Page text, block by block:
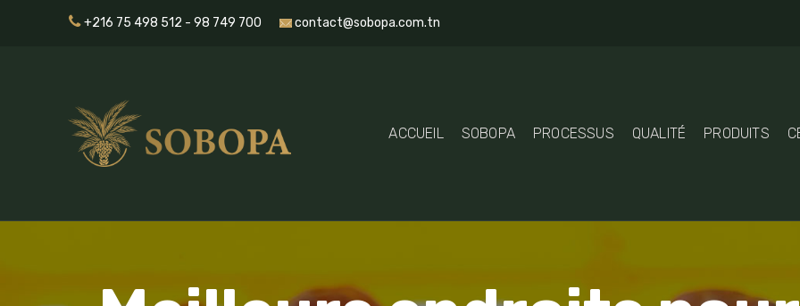
+216 75 498 512 - 98 749 700 contact@sobopa.com.tn
ACCUEIL SOBOPA PROCESSUS QUALITÉ PRODUITS